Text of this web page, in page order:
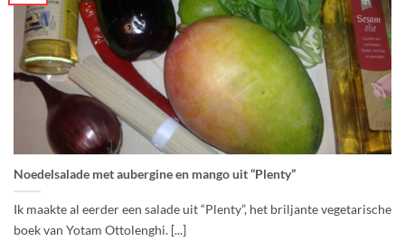
Noedelsalade met aubergine en mango uit “Plenty”
Ik maakte al eerder een salade uit “Plenty”, het briljante vegetarische
boek van Yotam Ottolenghi. [...]